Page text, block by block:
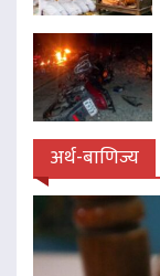
अर्थ-बाणिज्य